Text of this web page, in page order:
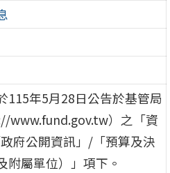
115年5月28日公告於基管局
www.fund.gov.tw）之「資
府公開資訊」/「預算及決
附屬單位）」項下。